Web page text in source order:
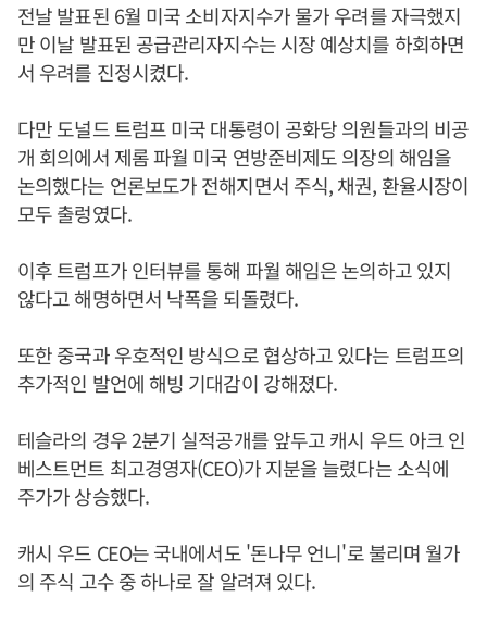
전날 발표된 6월 미국 소비자지수가 물가 우려를 자극했지
만 이날 발표된 공급관리자지수는 시장 예상치를 하회하면
서 우려를 진정시켰다.
다만 도널드 트럼프 미국 대통령이 공화당 의원들과의 비공
개 회의에서 제롬 파월 미국 연방준비제도 의장의 해임을
논의했다는 언론보도가 전해지면서 주식, 채권, 환율시장이
모두 출렁였다.
이후 트럼프가 인터뷰를 통해 파월 해임은 논의하고 있지
않다고 해명하면서 낙폭을 되돌렸다.
또한 중국과 우호적인 방식으로 협상하고 있다는 트럼프의
추가적인 발언에 해빙 기대감이 강해졌다.
테슬라의 경우 2분기 실적공개를 앞두고 캐시 우드 아크 인
베스트먼트 최고경영자(CEO)가 지분을 늘렸다는 소식에
주가가 상승했다.
캐시 우드 CEO는 국내에서도 '돈나무 언니'로 불리며 월가
의 주식 고수 중 하나로 잘 알려져 있다.